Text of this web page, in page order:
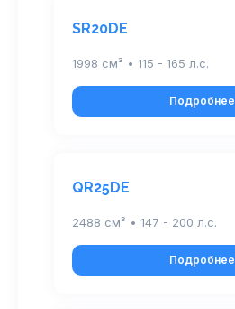
SR20DE
1998 см³ • 115 - 165 л.с.
Подробнее
QR25DE
2488 см³ • 147 - 200 л.с.
Подробнее